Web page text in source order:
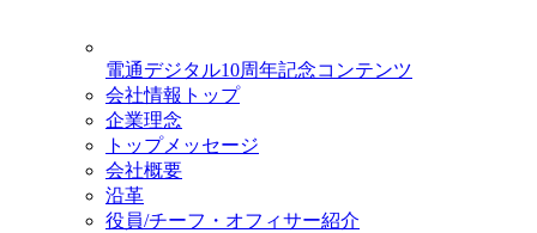
電通デジタル10周年記念コンテンツ
会社情報トップ
企業理念
トップメッセージ
会社概要
沿革
役員/チーフ・オフィサー紹介